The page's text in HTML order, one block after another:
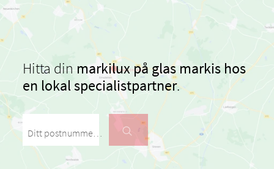
Hitta din markilux på glas markis hos
en lokal specialistpartner.